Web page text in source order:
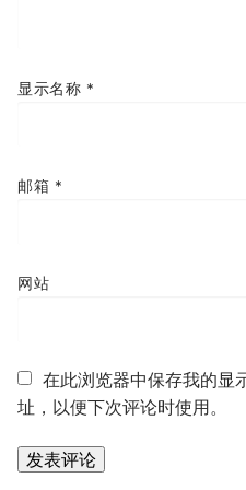
显示名称 *
邮箱 *
网站
在此浏览器中保存我的显
址，以便下次评论时使用。